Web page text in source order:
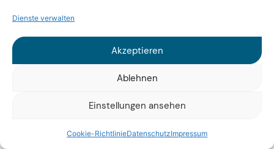
Dienste verwalten
Akzeptieren
Ablehnen
Einstellungen ansehen
Cookie-RichtlinieDatenschutzImpressum
© 2025 Fraunhofer ISI